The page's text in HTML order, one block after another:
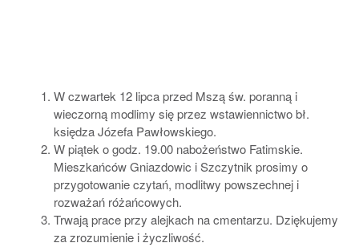
W czwartek 12 lipca przed Mszą św. poranną i
wieczorną modlimy się przez wstawiennictwo bł.
księdza Józefa Pawłowskiego.
W piątek o godz. 19.00 nabożeństwo Fatimskie.
Mieszkańców Gniazdowic i Szczytnik prosimy o
przygotowanie czytań, modlitwy powszechnej i
rozważań różańcowych.
Trwają prace przy alejkach na cmentarzu. Dziękujemy
za zrozumienie i życzliwość.